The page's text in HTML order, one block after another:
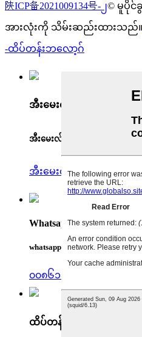
陕ICP备2021009134号-၂© မူပိုင်
အားလုံးကို သိမ်းဆည်းထားသည်။
-ထိပ်တန်းဘလော့ဂ်
အီးမေးလ်
အီးမေးလ်
အီးမေးလ်ပို့ပါ
Whatsapp
whatsapp
၀၀၈၆၁၃၄၈၄၉၁၉၄၁၃
ထိပ်တန်း